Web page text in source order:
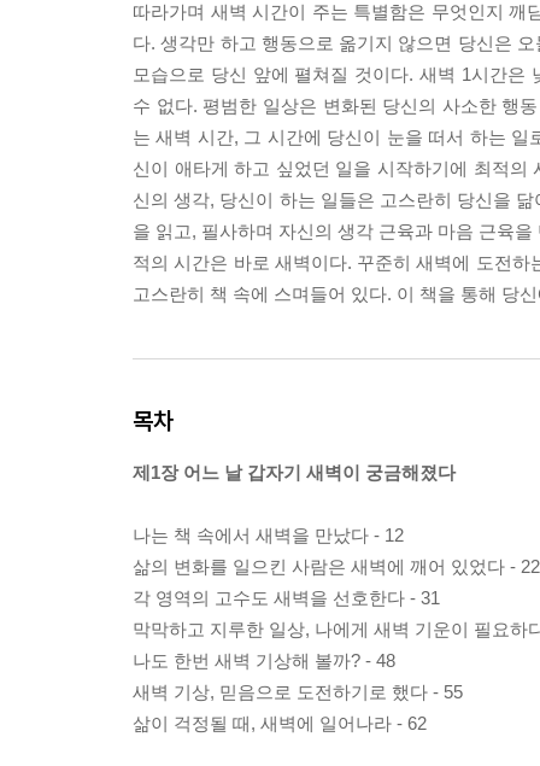
따라가며 새벽 시간이 주는 특별함은 무엇인지
다. 생각만 하고 행동으로 옮기지 않으면 당신은
모습으로 당신 앞에 펼쳐질 것이다. 새벽 1시간
수 없다. 평범한 일상은 변화된 당신의 사소한 행
는 새벽 시간, 그 시간에 당신이 눈을 떠서 하는
신이 애타게 하고 싶었던 일을 시작하기에 최적
신의 생각, 당신이 하는 일들은 고스란히 당신을
을 읽고, 필사하며 자신의 생각 근육과 마음 근육
적의 시간은 바로 새벽이다. 꾸준히 새벽에 도전
고스란히 책 속에 스며들어 있다. 이 책을 통해 당
목차
제1장 어느 날 갑자기 새벽이 궁금해졌다
나는 책 속에서 새벽을 만났다 - 12
삶의 변화를 일으킨 사람은 새벽에 깨어 있었다 - 22
각 영역의 고수도 새벽을 선호한다 - 31
막막하고 지루한 일상, 나에게 새벽 기운이 필요하
나도 한번 새벽 기상해 볼까? - 48
새벽 기상, 믿음으로 도전하기로 했다 - 55
삶이 걱정될 때, 새벽에 일어나라 - 62